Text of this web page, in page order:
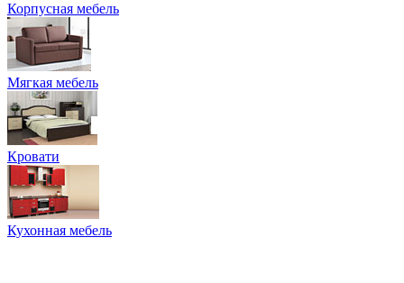
Корпусная мебель
Мягкая мебель
Кровати
Кухонная мебель